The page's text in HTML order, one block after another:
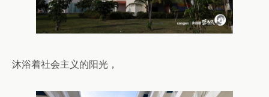
沐浴着社会主义的阳光，